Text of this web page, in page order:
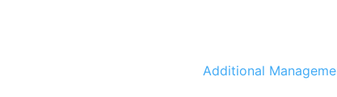
Additional